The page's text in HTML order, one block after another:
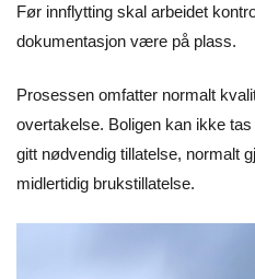
Før innflytting skal arbeidet
dokumentasjon være på plass.
Prosessen omfatter normalt
overtakelse. Boligen kan ikke
gitt nødvendig tillatelse, normalt
midlertidig brukstillatelse.